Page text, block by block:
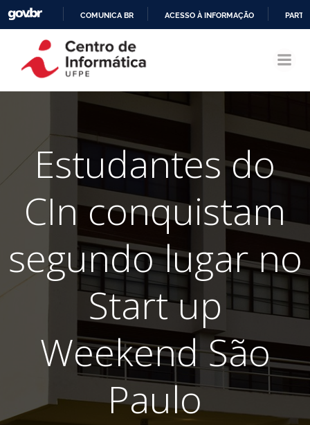
CONTEÚDO
COMUNICA BR ACESSO À INFORMAÇÃO
Estudantes do
CIn conquistam
segundo lugar no
Start up
Weekend São
Paulo